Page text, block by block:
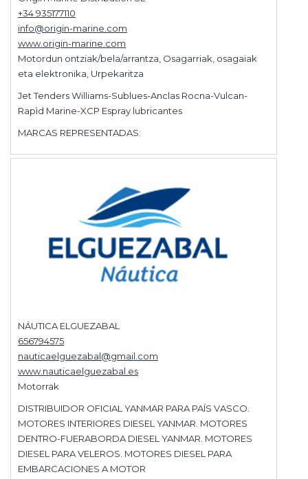
+34 935177110
info@origin-marine.com
www.origin-marine.com
Motordun ontziak/bela/arrantza, Osagarriak, osagaiak
eta elektronika, Urpekaritza
Jet Tenders Williams-Sublues-Anclas Rocna-Vulcan-
Rapìd Marine-XCP Espray lubricantes
MARCAS REPRESENTADAS:
NÁUTICA ELGUEZABAL
656794575
nauticaelguezabal@gmail.com
www.nauticaelguezabal.es
Motorrak
DISTRIBUIDOR OFICIAL YANMAR PARA PAÍS VASCO.
MOTORES INTERIORES DIESEL YANMAR. MOTORES
DENTRO-FUERABORDA DIESEL YANMAR. MOTORES
DIESEL PARA VELEROS. MOTORES DIESEL PARA
EMBARCACIONES A MOTOR